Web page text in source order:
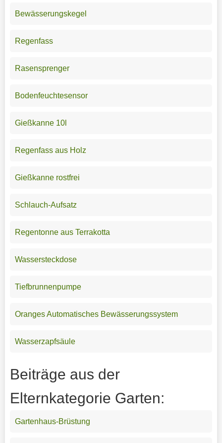
Bewässerungskegel
Regenfass
Rasensprenger
Bodenfeuchtesensor
Gießkanne 10l
Regenfass aus Holz
Gießkanne rostfrei
Schlauch-Aufsatz
Regentonne aus Terrakotta
Wassersteckdose
Tiefbrunnenpumpe
Oranges Automatisches Bewässerungssystem
Wasserzapfsäule
Beiträge aus der
Elternkategorie Garten:
Gartenhaus-Brüstung